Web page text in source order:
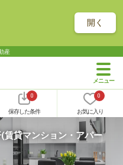
開く
産
0
保存した条件
0
お気に入り
(賃貸マンション・アパー